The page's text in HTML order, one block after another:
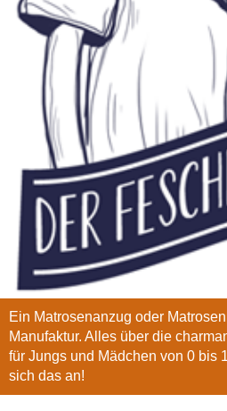
Ein Matrosenanzug oder
Manufaktur. Alles über die
für Jungs und Mädchen von 0 bis
sich das an!